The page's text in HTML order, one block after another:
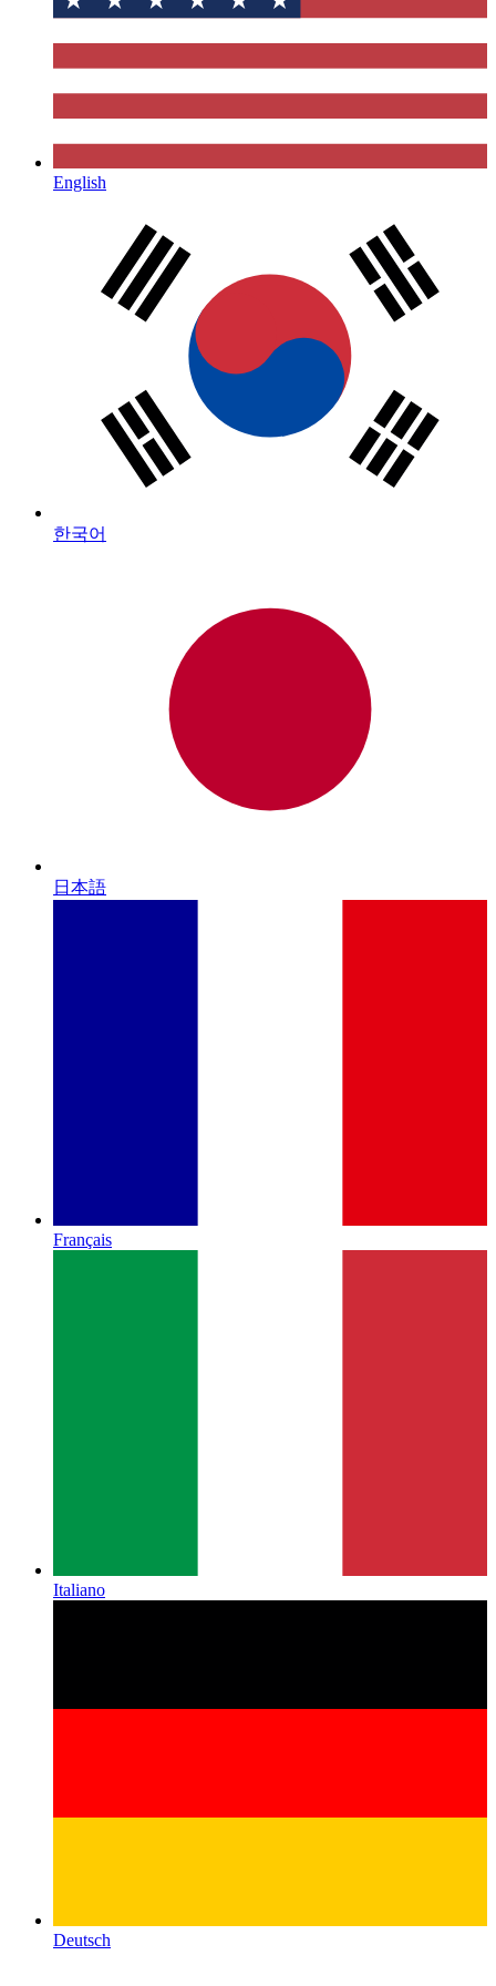
English
한국어
日本語
Français
Italiano
Deutsch